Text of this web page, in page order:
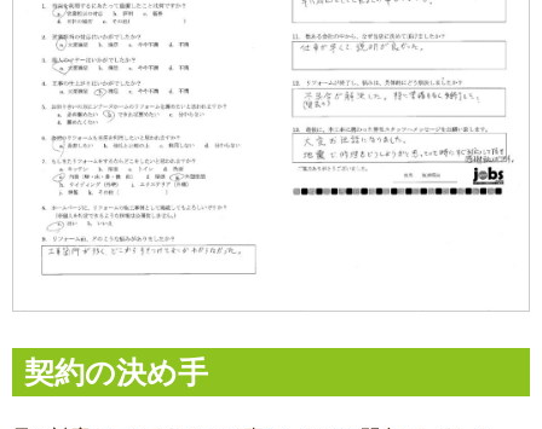
契約の決め手